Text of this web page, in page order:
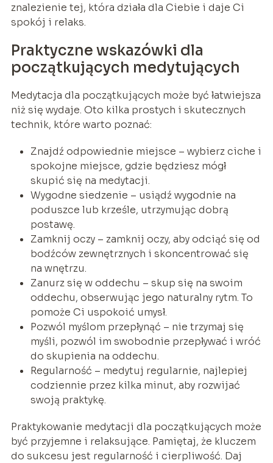
znalezienie tej, która działa dla Ciebie i daje Ci
spokój i relaks.
Praktyczne wskazówki dla
początkujących medytujących
Medytacja dla początkujących może być łatwiejsza
niż się wydaje. Oto kilka prostych i skutecznych
technik, które warto poznać:
Znajdź odpowiednie miejsce – wybierz ciche i
spokojne miejsce, gdzie będziesz mógł
skupić się na medytacji.
Wygodne siedzenie – usiądź wygodnie na
poduszce lub krześle, utrzymując dobrą
postawę.
Zamknij oczy – zamknij oczy, aby odciąć się od
bodźców zewnętrznych i skoncentrować się
na wnętrzu.
Zanurz się w oddechu – skup się na swoim
oddechu, obserwując jego naturalny rytm. To
pomoże Ci uspokoić umysł.
Pozwól myślom przepłynąć – nie trzymaj się
myśli, pozwól im swobodnie przepływać i wróć
do skupienia na oddechu.
Regularność – medytuj regularnie, najlepiej
codziennie przez kilka minut, aby rozwijać
swoją praktykę.
Praktykowanie medytacji dla początkujących może
być przyjemne i relaksujące. Pamiętaj, że kluczem
do sukcesu jest regularność i cierpliwość. Daj